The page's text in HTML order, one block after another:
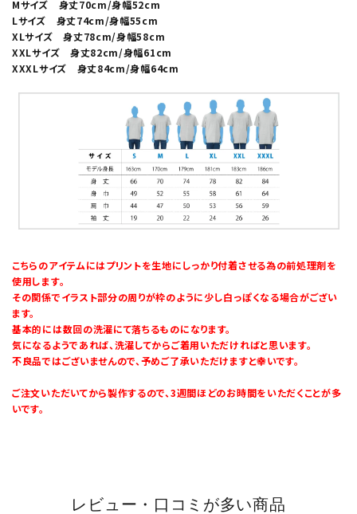
Mサイズ 身丈70cm/身幅52cm
Lサイズ 身丈74cm/身幅55cm
XLサイズ 身丈78cm/身幅58cm
XXLサイズ 身丈82cm/身幅61cm
XXXLサイズ 身丈84cm/身幅64cm
こちらのアイテムにはプリントを生地にしっかり付着させる為の前処理剤を
使用します。
その関係でイラスト部分の周りが枠のように少し白っぽくなる場合がござい
ます。
基本的には数回の洗濯にて落ちるものになります。
気になるようであれば、洗濯してからご着用いただければと思います。
不良品ではございませんので、予めご了承いただけますと幸いです。
ご注文いただいてから製作するので、3週間ほどのお時間をいただくことが多
いです。
レビュー・口コミが多い商品